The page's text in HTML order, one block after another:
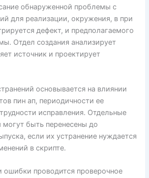
обнаруженной проблемы с
для реализации, окружения, в при
дефект, и предполагаемого
Отдел создания анализирует
источник и проектирует
основывается на влиянии
пин ап, периодичности ее
исправления. Отдельные
быть перенесены до
если их устранение нуждается
в скрипте.
ошибки проводится проверочное